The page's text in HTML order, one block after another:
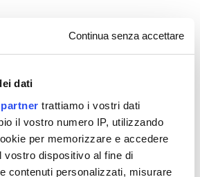
Continua senza accettare
dati
trattiamo i vostri dati
il vostro numero IP, utilizzando
per memorizzare e accedere
vostro dispositivo al fine di
contenuti personalizzati, misurare